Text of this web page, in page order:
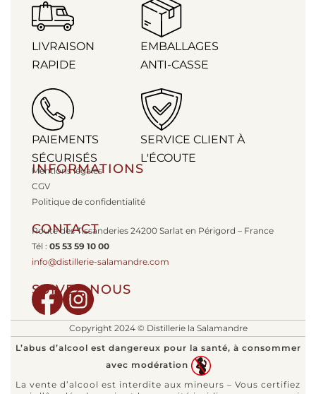
LIVRAISON
RAPIDE
EMBALLAGES
ANTI-CASSE
PAIEMENTS
SÉCURISÉS
SERVICE CLIENT À
L'ÉCOUTE
INFORMATIONS
Mentions légales
CGV
Politique de confidentialité
CONTACT
Route des Tissanderies 24200 Sarlat en Périgord – France
Tél : 05 53 59 10 00
info@distillerie-salamandre.com
SUIVEZ-NOUS
Copyright 2024 © Distillerie la Salamandre
L’abus d’alcool est dangereux pour la santé, à consommer
avec modération
La vente d’alcool est interdite aux mineurs – Vous certifiez